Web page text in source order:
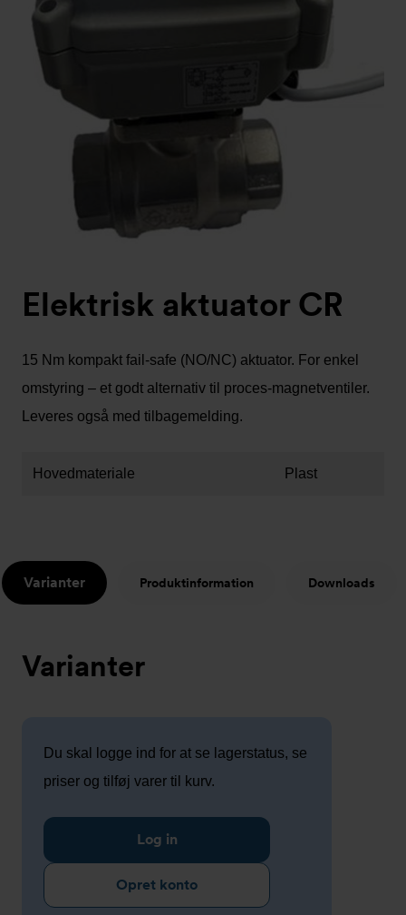
Elektrisk aktuator CR
15 Nm kompakt fail-safe (NO/NC) aktuator. For enkel
omstyring – et godt alternativ til proces-magnetventiler.
Leveres også med tilbagemelding.
Hovedmateriale Plast
Varianter Produktinformation Downloads
Varianter
Du skal logge ind for at se lagerstatus, se
priser og tilføj varer til kurv.
Log in
Opret konto